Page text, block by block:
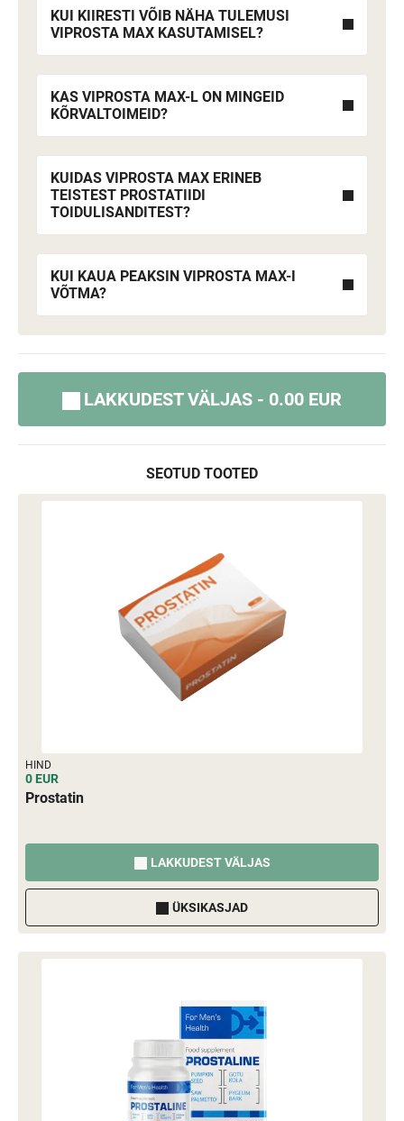
KUI KIIRESTI VÕIB NÄHA TULEMUSI
VIPROSTA MAX KASUTAMISEL?
KAS VIPROSTA MAX-L ON MINGEID
KÕRVALTOIMEID?
KUIDAS VIPROSTA MAX ERINEB
TEISTEST PROSTATIIDI
TOIDULISANDITEST?
KUI KAUA PEAKSIN VIPROSTA MAX-I
VÕTMA?
LAKKUDEST VÄLJAS - 0.00 EUR
SEOTUD TOOTED
HIND
0 EUR
Prostatin
LAKKUDEST VÄLJAS
ÜKSIKASJAD